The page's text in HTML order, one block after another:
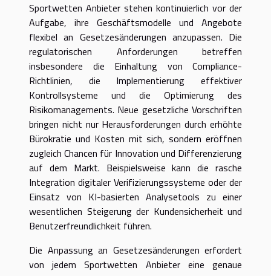
Sportwetten Anbieter stehen kontinuierlich vor der
Aufgabe, ihre Geschäftsmodelle und Angebote
flexibel an Gesetzesänderungen anzupassen. Die
regulatorischen Anforderungen betreffen
insbesondere die Einhaltung von Compliance-
Richtlinien, die Implementierung effektiver
Kontrollsysteme und die Optimierung des
Risikomanagements. Neue gesetzliche Vorschriften
bringen nicht nur Herausforderungen durch erhöhte
Bürokratie und Kosten mit sich, sondern eröffnen
zugleich Chancen für Innovation und Differenzierung
auf dem Markt. Beispielsweise kann die rasche
Integration digitaler Verifizierungssysteme oder der
Einsatz von KI-basierten Analysetools zu einer
wesentlichen Steigerung der Kundensicherheit und
Benutzerfreundlichkeit führen.
Die Anpassung an Gesetzesänderungen erfordert
von jedem Sportwetten Anbieter eine genaue